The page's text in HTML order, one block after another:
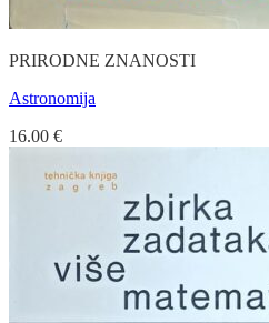
PRIRODNE ZNANOSTI
Astronomija
16.00 €